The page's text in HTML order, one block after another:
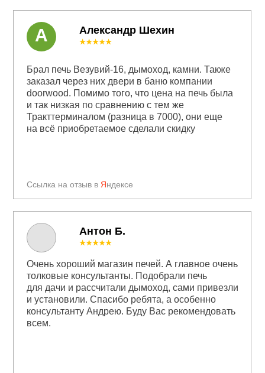
Антон Б.
Александр Шехин
Ссылка на отзыв в Яндексе
★★★★★
Брал печь Везувий-16, дымоход, камни. Также
заказал через них двери в баню компании
doorwood. Помимо того, что цена на печь была
и так низкая по сравнению с тем же
Тракттерминалом (разница в 7000), они еще
на всё приобретаемое сделали скидку
А
★★★★★
Очень хороший магазин печей. А главное очень
толковые консультанты. Подобрали печь
для дачи и рассчитали дымоход, сами привезли
и установили. Спасибо ребята, а особенно
консультанту Андрею. Буду Вас рекомендовать
всем.